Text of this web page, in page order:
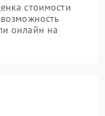
стоимости
онлайн на